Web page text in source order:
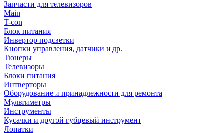
Запчасти для телевизоров
Main
T-con
Блок питания
Инвертор подсветки
Кнопки управления, датчики и др.
Тюнеры
Телевизоры
Блоки питания
Интверторы
Оборудование и принадлежности для ремонта
Мультиметры
Инструменты
Кусачки и другой губцевый инструмент
Лопатки